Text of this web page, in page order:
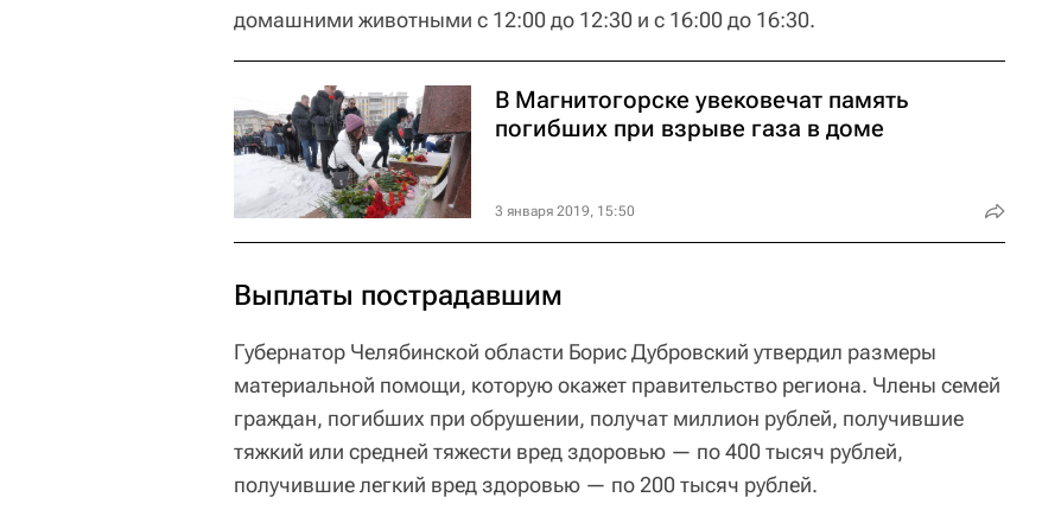
домашними животными с 12:00 до 12:30 и с 16:00 до 16:30.
В Магнитогорске увековечат память
погибших при взрыве газа в доме
3 января 2019, 15:50
Выплаты пострадавшим
Губернатор Челябинской области Борис Дубровский утвердил размеры
материальной помощи, которую окажет правительство региона. Члены семей
граждан, погибших при обрушении, получат миллион рублей, получившие
тяжкий или средней тяжести вред здоровью — по 400 тысяч рублей,
получившие легкий вред здоровью — по 200 тысяч рублей.